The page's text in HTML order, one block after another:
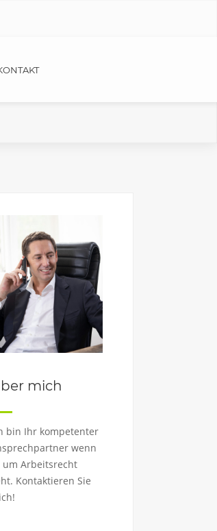
mich
bin Ihr kompetenter
wenn
um Arbeitsrecht
Kontaktieren Sie